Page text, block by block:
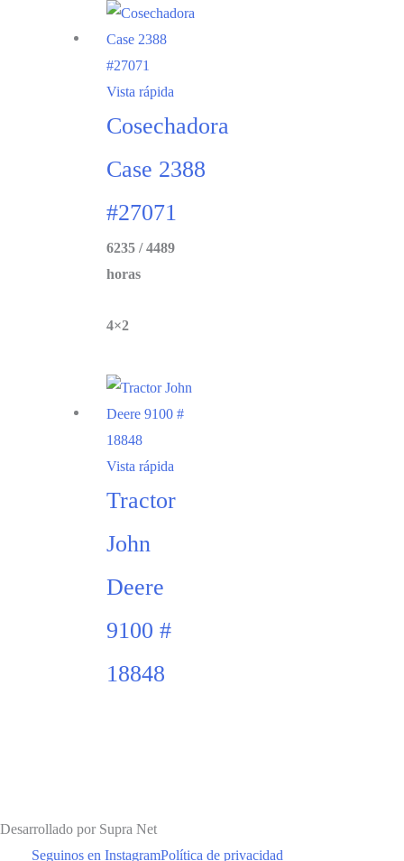
Vista rápida
Cosechadora
Case 2388
#27071
6235 / 4489
horas
4×2
Vista rápida
Tractor
John
Deere
9100 #
18848
Desarrollado por Supra Net
Seguinos en InstagramPolítica de privacidad